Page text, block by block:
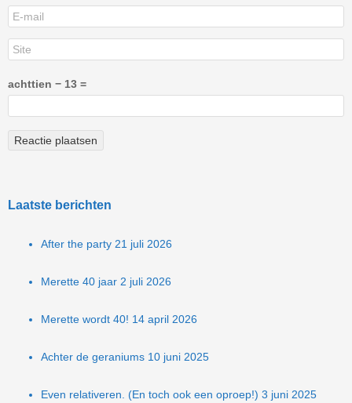
achttien − 13 =
Laatste berichten
After the party 21 juli 2026
Merette 40 jaar 2 juli 2026
Merette wordt 40! 14 april 2026
Achter de geraniums 10 juni 2025
Even relativeren. (En toch ook een oproep!) 3 juni 2025